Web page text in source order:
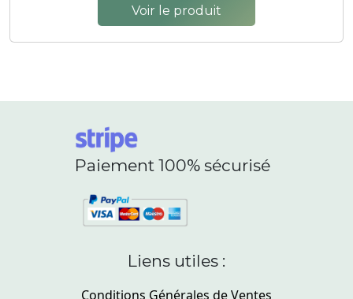
Voir le produit
Paiement 100% sécurisé
Liens utiles :
Conditions Générales de Ventes